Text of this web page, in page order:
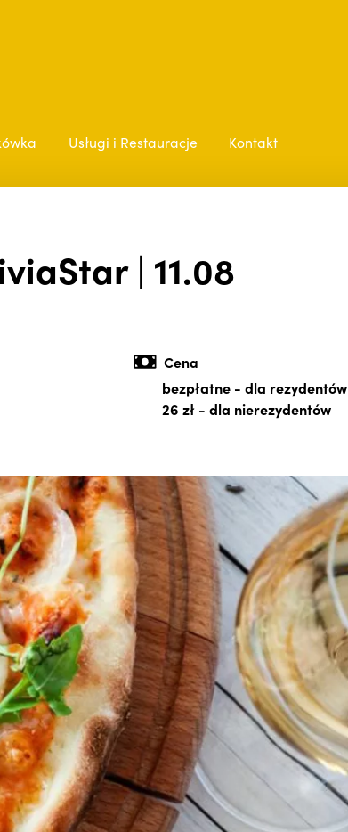
Usługi i Restauracje Kontakt
| 11.08
Cena
bezpłatne- dla rezydentów
26 zł- dla nierezydentów